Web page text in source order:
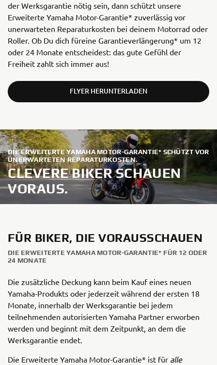
der Werksgarantie nötig sein, dann schützt unsere
Erweiterte Yamaha Motor-Garantie* zuverlässig vor
unerwarteten Reparaturkosten bei deinem Motorrad oder
Roller. Ob Du dich füreine Garantieverlängerung* um 12
oder 24 Monate entscheidest: das gute Gefühl der
Freiheit zahlt sich immer aus!
FLYER HERUNTERLADEN
DIE ERWEITERTE YAMAHA MOTOR-GARANTIE* SCHÜTZT VOR
UNERWARTETEN REPARATURKOSTEN.
CLEVERE BIKER SCHAUEN
VORAUS.
FÜR BIKER, DIE VORAUSSCHAUEN
DIE ERWEITERTE YAMAHA MOTOR-GARANTIE* FÜR 12 ODER
24 MONATE
Die zusätzliche Deckung kann beim Kauf eines neuen
Yamaha-Produkts oder jederzeit während der ersten 18
Monate, innerhalb der Werksgarantie bei jedem
teilnehmenden autorisierten Yamaha Partner erworben
werden und beginnt mit dem Zeitpunkt, an dem die
Werksgarantie endet.
Die Erweiterte Yamaha Motor-Garantie* ist für alle